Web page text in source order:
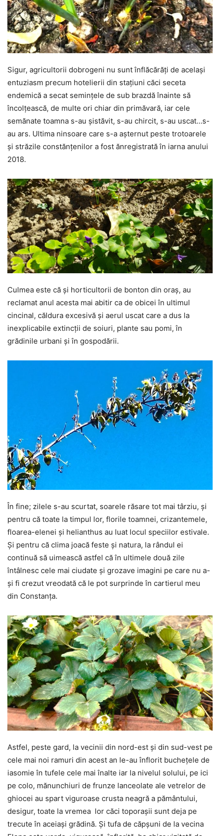
Sigur, agricultorii dobrogeni nu sunt înflăcărăți de același
entuziasm precum hotelierii din stațiuni căci seceta
endemică a secat semințele de sub brazdă înainte să
încolțească, de multe ori chiar din primăvară, iar cele
semănate toamna s-au șistăvit, s-au chircit, s-au uscat…s-
au ars. Ultima ninsoare care s-a așternut peste trotoarele
și străzile constănțenilor a fost ănregistrată în iarna anului
2018.
Culmea este că și horticultorii de bonton din oraș, au
reclamat anul acesta mai abitir ca de obicei în ultimul
cincinal, căldura excesivă și aerul uscat care a dus la
inexplicabile extincții de soiuri, plante sau pomi, în
grădinile urbani și în gospodării.
În fine; zilele s-au scurtat, soarele răsare tot mai târziu, și
pentru că toate la timpul lor, florile toamnei, crizantemele,
floarea-elenei și helianthus au luat locul speciilor estivale.
Și pentru că clima joacă feste și natura, la rândul ei
continuă să uimească astfel că în ultimele două zile
întâlnesc cele mai ciudate și grozave imagini pe care nu a-
și fi crezut vreodată că le pot surprinde în cartierul meu
din Constanța.
Astfel, peste gard, la vecinii din nord-est și din sud-vest pe
cele mai noi ramuri din acest an le-au înflorit buchețele de
iasomie în tufele cele mai înalte iar la nivelul solului, pe ici
pe colo, mănunchiuri de frunze lanceolate ale vetrelor de
ghiocei au spart viguroase crusta neagră a pământului,
desigur, toate la vremea lor căci toporașii sunt deja pe
trecute în aceiași grădină. Și tufa de căpșuni de la vecina